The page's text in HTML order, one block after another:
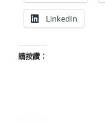
LinkedIn
請按讚：